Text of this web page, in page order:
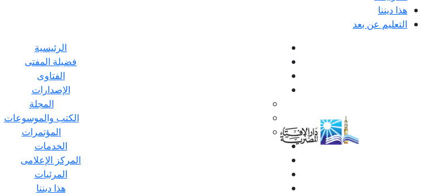
هذا ديننا
التعليم عن بعد
الرئيسية
فضيلة المفتى
الفتاوى
الإصدارات
المجلة
الكتب والموسوعات
المؤتمرات
الخدمات
المركز الإعلامى
المرئيات
هذا ديننا